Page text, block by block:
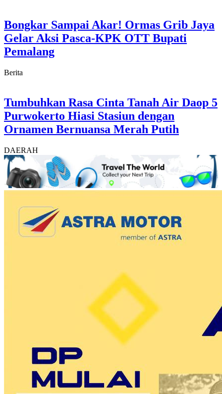
Bongkar Sampai Akar! Ormas Grib Jaya
Gelar Aksi Pasca-KPK OTT Bupati
Pemalang
Berita
Tumbuhkan Rasa Cinta Tanah Air Daop 5
Purwokerto Hiasi Stasiun dengan
Ornamen Bernuansa Merah Putih
DAERAH